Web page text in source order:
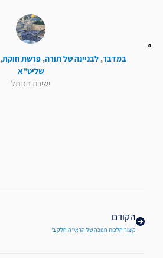
במדבר, לבניינה של תורה, פרשת חוקת,
שליט"א
ישיבת הכותל
הקודם
קיצור הלכות חנוכה של הראי"ה חלק ב'